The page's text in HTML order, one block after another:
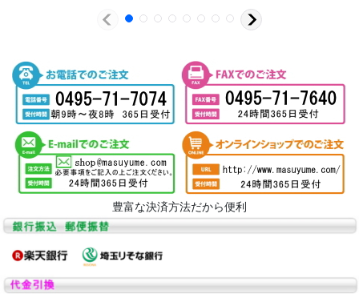
豊富な決済方法だから便利